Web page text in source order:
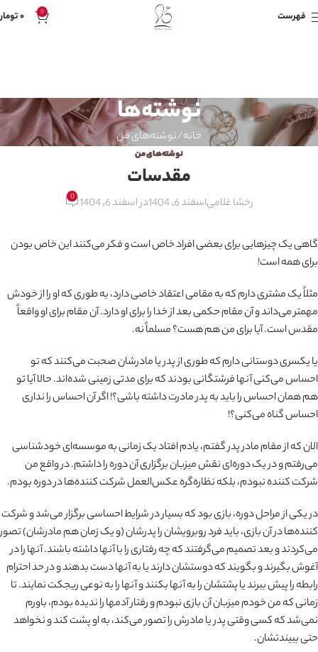
فهرست 0 ۰
نوشته‌ها
خانه نوشته‌های من
نوشته‌های من
مقدسات
رخشا غلامیاسفند 6, 1404 در اسفند 6, 1404 0
گاهی یک چیزهایی برای بعضی افراد خاص است و فکر می‌کنند این خاص بودن
برای همه است!
مثلاً یک مشتری دارم که به مقامی اعتقاد خاصی دارد، به طوری که او را از خودش
مهمتر می‌داند و آن مقام حکمی بعد از خدا را برای او دارد. آن مقام برای او واقعاً
مقدس است. آیا برای من هم هست؟ مسلماً نه.
یا یکسری دوستانی دارم که طوری از پدر یا مادرشان صحبت می‌کنند که تو
احساس می‌کنی آنها فرشتگانی بودند که برای مدتی زمینی شده‌اند. حالا آیا تو
هم همان احساس را باید به پدر مادرت داشته باشی؟! اگر آن احساس را نداری
احساس گناه می‌کنی؟!
الان که از مقام مادر پدر گفتم، یادم افتاد یک زمانی به موسسه‌ای خودشناسی
می‌رفتم و در یک دوره‌ای نقش میزبان برگزاری آن دوره را داشتم. در واقع من
شرکت کننده نبودم، بلکه نظاره‌گره عکس‌العمل شرکت‌ کننده‌ها در دوره بودم.
در یکی از مراحل دوره، بازی بود که بسیار در شرایط احساسی برگزار می‌شد و شرکت
کننده‌ها در آن بازی، باید فرد روبرویشان را پدرشان (و یک زمان هم مادرشان) تصور
می‌کردند و بعد تصمیم می‌گرفتند که چه رفتاری را با آنها داشته باشند. آنها را در
آغوش بگیرند و بگویند که دوستشان دارند یا به آنها دست بدهند و در حد احترام
رابطه را پیش ببرند یا پشتشان را به آنها بکنند و آنها را به نوعی ریجکت نمایند. تا
زمانی که من خودم میزبان آن بازی نبودم و رفتار آدمها را ندیده بودم، باورم
نمی‌شد که کسی وقتی پدر یا مادرش را تصور می‌کند، به او پشت کند و نخواهد
حتی ببیندتشان.